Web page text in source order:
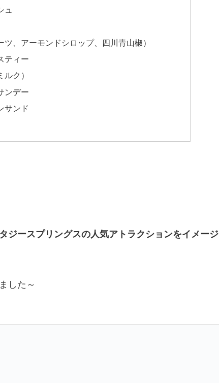
ュ
、アーモンドシロップ、四川青山椒）
ティー
ク）
ンデー
サンド
ジースプリングスの人気アトラクションをイメージ
した～